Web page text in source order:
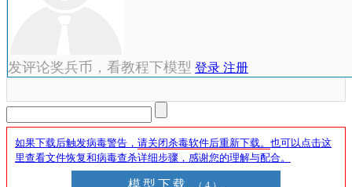
发评论奖兵币，看教程下模型 登录 注册
如果下载后触发病毒警告， 请关闭杀毒软件后重新下载。 也可以点击这
里查看文件恢复和病毒查杀详细步骤，感谢您的理解与配合。
模型下载